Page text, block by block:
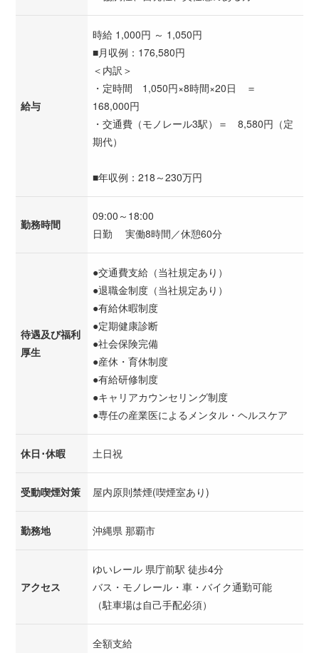
給与
時給 1,000円 ～ 1,050円
■月収例：176,580円
＜内訳＞
・定時間 1,050円×8時間×20日 ＝
168,000円
・交通費（モノレール3駅）＝ 8,580円（定
期代）
■年収例：218～230万円
勤務時間
09:00～18:00
日勤 実働8時間／休憩60分
待遇及び福利
厚生
●交通費支給（当社規定あり）
●退職金制度（当社規定あり）
●有給休暇制度
●定期健康診断
●社会保険完備
●産休・育休制度
●有給研修制度
●キャリアカウンセリング制度
●専任の産業医によるメンタル・ヘルスケア
休日･休暇 土日祝
受動喫煙対策 屋内原則禁煙(喫煙室あり)
勤務地 沖縄県 那覇市
アクセス
ゆいレール 県庁前駅 徒歩4分
バス・モノレール・車・バイク通勤可能
（駐車場は自己手配必須）
全額支給